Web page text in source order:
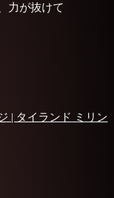
力が抜けて
| タイランド ミリン